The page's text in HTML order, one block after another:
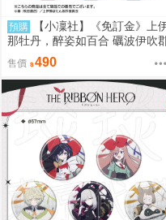
預購
【小凜社】《免訂金》上
那牡丹，醉姿如百合 礪波伊吹
上奏北杜八重花遊佐茜張景嵐 極
光壓克力立牌
售價 490